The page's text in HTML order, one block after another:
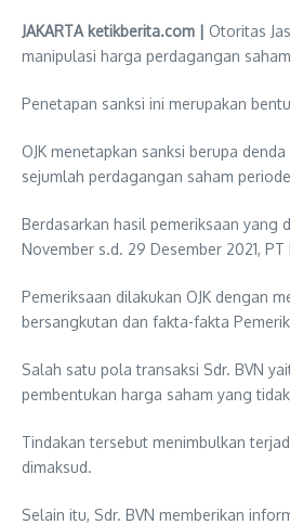
JAKARTA ketikberita.com | Otoritas
manipulasi harga perdagangan
Penetapan sanksi ini merupakan
OJK menetapkan sanksi berupa
sejumlah perdagangan saham
Berdasarkan hasil pemeriksaan yang
November s.d. 29 Desember 2021,
Pemeriksaan dilakukan OJK dengan
bersangkutan dan fakta-fakta
Salah satu pola transaksi Sdr. BVN
pembentukan harga saham yang
Tindakan tersebut menimbulkan
dimaksud.
Selain itu, Sdr. BVN memberikan